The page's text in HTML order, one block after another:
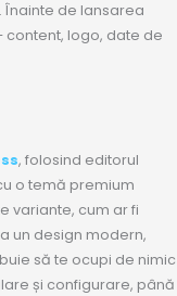
de lansarea
logo, date de
, folosind editorul
o temă premium
variante, cum ar fi
un design modern,
să te ocupi de nimic
și configurare, până